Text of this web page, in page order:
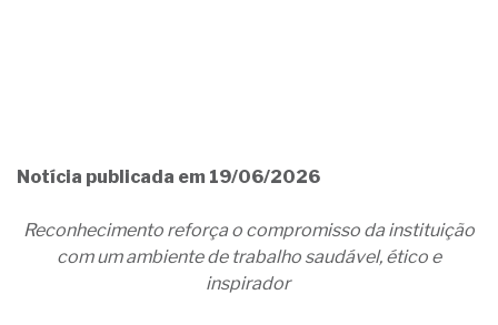
Notícia publicada em 19/06/2026
Reconhecimento reforça o compromisso da instituição
com um ambiente de trabalho saudável, ético e
inspirador